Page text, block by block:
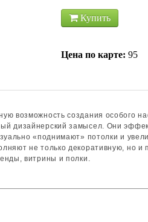
Купить
Цена по карте: 95
возможность создания особого
дизайнерский замысел. Они
«поднимают» потолки и
не только декоративную, но и
витрины и полки.